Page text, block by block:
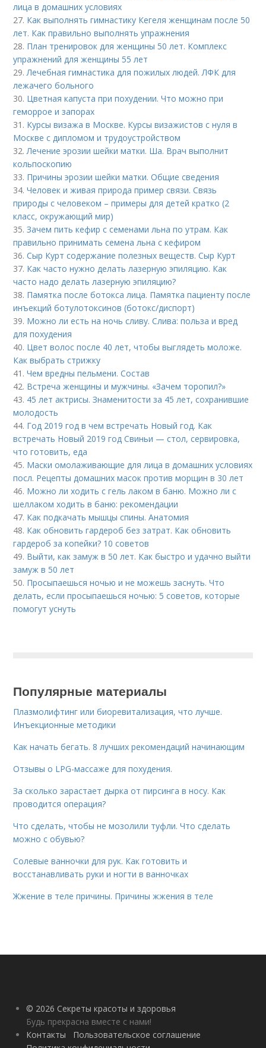
лица в домашних условиях
27. Как выполнять гимнастику Кегеля женщинам после 50
лет. Как правильно выполнять упражнения
28. План тренировок для женщины 50 лет. Комплекс
упражнений для женщины 55 лет
29.Лечебная гимнастика для пожилых людей. ЛФК для
лежачего больного
30. Цветная капуста при похудении. Что можно при
геморрое и запорах
31. Курсы визажа в Москве. Курсы визажистов с нуля в
Москве с дипломом и трудоустройством
32.Лечение эрозии шейки матки. Ша. Врач выполнит
кольпоскопию
33. Причины эрозии шейки матки. Общие сведения
34.Человек и живая природа пример связи. Связь
природы с человеком – примеры для детей кратко (2
класс, окружающий мир)
35.Зачем пить кефир с семенами льна по утрам. Как
правильно принимать семена льна с кефиром
36.Сыр Курт содержание полезных веществ. Сыр Курт
37. Как часто нужно делать лазерную эпиляцию. Как
часто надо делать лазерную эпиляцию?
38. Памятка после ботокса лица. Памятка пациенту после
инъекций ботулотоксинов (ботокс/диспорт)
39. Можно ли есть на ночь сливу. Слива: польза и вред
для похудения
40. Цвет волос после 40 лет, чтобы выглядеть моложе.
Как выбрать стрижку
41.Чем вредны пельмени. Состав
42. Встреча женщины и мужчины. «Зачем торопил?»
43. 45 лет актрисы. Знаменитости за 45 лет, сохранившие
молодость
44. Год 2019 год в чем встречать Новый год. Как
встречать Новый 2019 год Свиньи — стол, сервировка,
что готовить, еда
45. Маски омолаживающие для лица в домашних условиях
посл. Рецепты домашних масок против морщин в 30 лет
46. Можно ли ходить с гель лаком в баню. Можно ли с
шеллаком ходить в баню: рекомендации
47. Как подкачать мышцы спины. Анатомия
48. Как обновить гардероб без затрат. Как обновить
гардероб за копейки? 10 советов
49. Выйти, как замуж в 50 лет. Как быстро и удачно выйти
замуж в 50 лет
50. Просыпаешься ночью и не можешь заснуть. Что
делать, если просыпаешься ночью: 5 советов, которые
помогут уснуть
Популярные материалы
Плазмолифтинг или биоревитализация, что лучше.
Инъекционные методики
Как начать бегать. 8 лучших рекомендаций начинающим
Отзывы о LPG-массаже для похудения.
За сколько зарастает дырка от пирсинга в носу. Как
проводится операция?
Что сделать, чтобы не мозолили туфли. Что сделать
можно с обувью?
Солевые ванночки для рук. Как готовить и
восстанавливать руки и ногти в ванночках
Жжение в теле причины. Причины жжения в теле
© 2026 Секреты красоты и здоровья
Будь прекрасна вместе с нами!
Контакты
Пользовательское соглашение